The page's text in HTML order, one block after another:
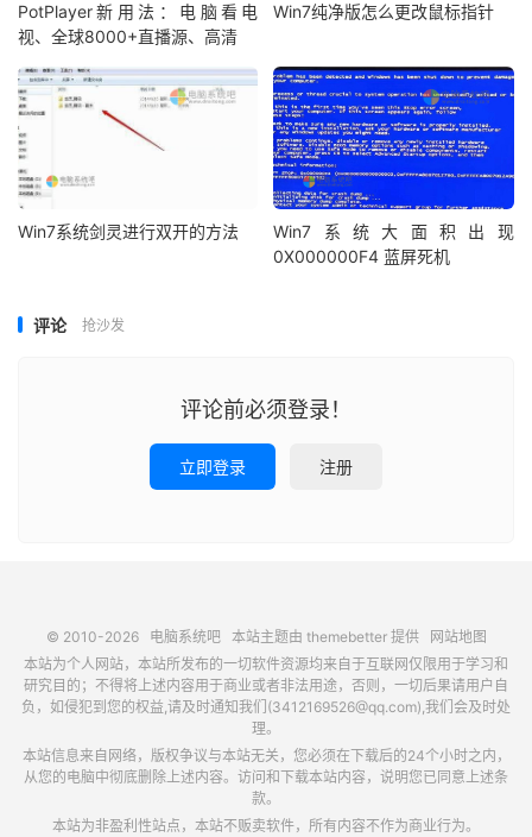
PotPlayer新用法：电脑看电
视、全球8000+直播源、高清
Win7纯净版怎么更改鼠标指针
Win7系统剑灵进行双开的方法
Win7系统大面积出现
0X000000F4 蓝屏死机
评论 抢沙发
评论前必须登录！
立即登录 注册
© 2010-2026 电脑系统吧本站主题由 themebetter提供
网站地图
本站为个人网站，本站所发布的一切软件资源均来自于互联网仅限用于学习和
研究目的；不得将上述内容用于商业或者非法用途，否则，一切后果请用户自
负，如侵犯到您的权益,请及时通知我们(3412169526@qq.com),我们会及时处
理。
本站信息来自网络，版权争议与本站无关，您必须在下载后的24个小时之内，
从您的电脑中彻底删除上述内容。访问和下载本站内容，说明您已同意上述条
款。
本站为非盈利性站点，本站不贩卖软件，所有内容不作为商业行为。